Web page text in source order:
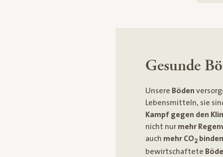
Gesunde
Unsere Böden
Lebensmitteln, sie
Kampf gegen den
nicht nur mehr
auch mehr CO2 binden
bewirtschaftete